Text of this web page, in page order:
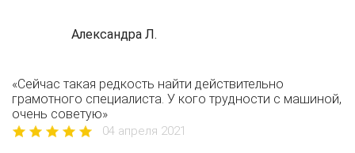
Александра Л.
«Сейчас такая редкость найти действительно
грамотного специалиста. У кого трудности с машиной,
очень советую»
04 апреля 2021